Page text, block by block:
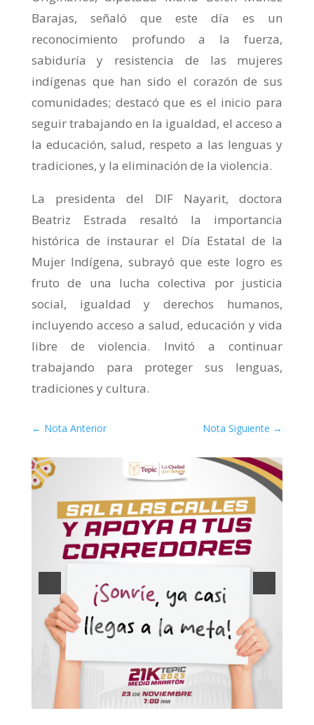
Barajas, señaló que este día es un
reconocimiento profundo a la fuerza,
sabiduría y resistencia de las mujeres
indígenas que han sido el corazón de sus
comunidades; destacó que es el inicio para
seguir trabajando en la igualdad, el acceso a
la educación, salud, respeto a las lenguas y
tradiciones, y la eliminación de la violencia.
La presidenta del DIF Nayarit, doctora
Beatriz Estrada resaltó la importancia
histórica de instaurar el Día Estatal de la
Mujer Indígena, subrayó que este logro es
fruto de una lucha colectiva por justicia
social, igualdad y derechos humanos,
incluyendo acceso a salud, educación y vida
libre de violencia. Invitó a continuar
trabajando para proteger sus lenguas,
tradiciones y cultura.
← Nota Anterior Nota Siguiente →